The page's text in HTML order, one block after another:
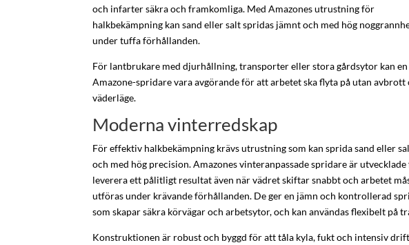
och infarter säkra och framkomliga. Med Amazones utrustning för
halkbekämpning kan sand eller salt spridas jämnt och med hög
under tuffa förhållanden.
För lantbrukare med djurhållning, transporter eller stora gårdsytor kan
Amazone-spridare vara avgörande för att arbetet ska flyta på utan avbrott
väderläge.
Moderna vinterredskap
För effektiv halkbekämpning krävs utrustning som kan sprida sand eller
och med hög precision. Amazones vinteranpassade spridare är
leverera ett pålitligt resultat även när vädret skiftar snabbt och arbetet
utföras under krävande förhållanden. De ger en jämn och kontrollerad
som skapar säkra körvägar och arbetsytor, och kan användas flexibelt på
Konstruktionen är robust och byggd för att tåla kyla, fukt och intensiv